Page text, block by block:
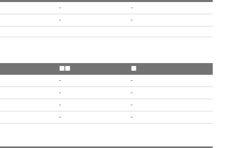
-
-
-
-
🟨🟥
-
-
-
-
-
-
-
-